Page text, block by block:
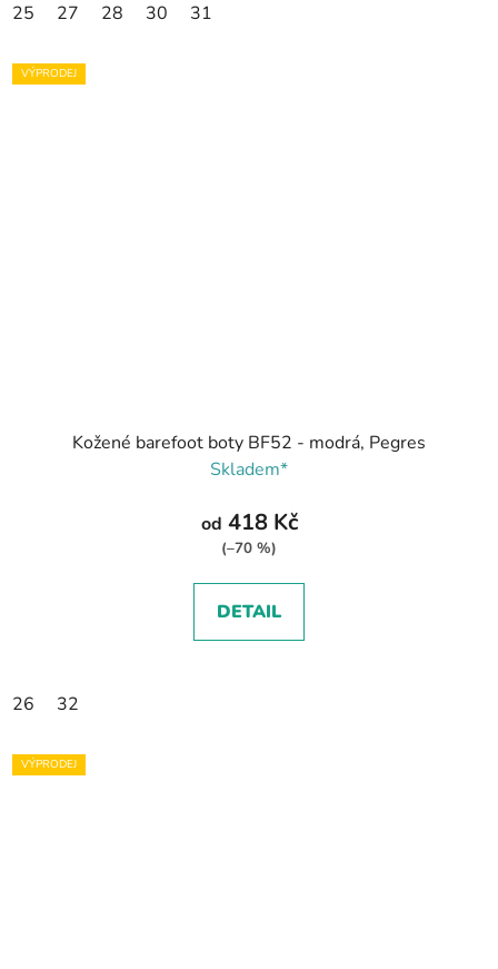
25 27 28 30 31
VÝPRODEJ
Kožené barefoot boty BF52 - modrá, Pegres
Skladem*
od 418 Kč
(–70 %)
DETAIL
26 32
VÝPRODEJ